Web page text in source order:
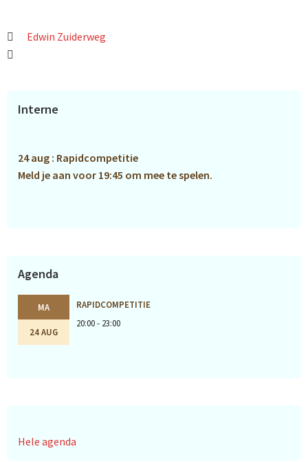
Edwin Zuiderweg
Primaire
Interne
24 aug : Rapidcompetitie
Meld je aan voor 19:45 om mee te spelen.
Agenda
MA
24 AUG
RAPIDCOMPETITIE
20:00 - 23:00
Hele agenda